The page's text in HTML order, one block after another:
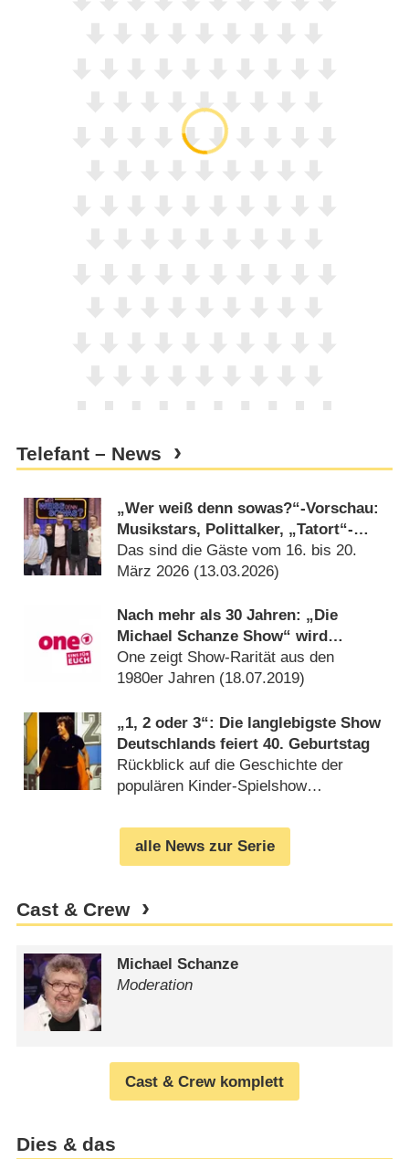
Telefant – News
„Wer weiß denn sowas?“-Vorschau:
Musikstars, Polittalker, „Tatort“-
Schauspieler und Show-Legende
Das sind die Gäste vom 16. bis 20.
März 2026 (13.03.2026)
Nach mehr als 30 Jahren: „Die
Michael Schanze Show“ wird
wiederholt
One zeigt Show-Rarität aus den
1980er Jahren (18.07.2019)
„1, 2 oder 3“: Die langlebigste Show
Deutschlands feiert 40. Geburtstag
Rückblick auf die Geschichte der
populären Kinder-Spielshow
alle News zur Serie
Cast & Crew
Michael Schanze
Moderation
Cast & Crew komplett
Dies & das